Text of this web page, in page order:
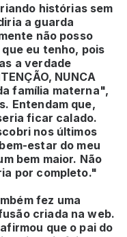
histórias sem
a guarda
não posso
eu tenho, pois
a verdade
NUNCA
família materna",
Entendam que,
ficar calado.
nos últimos
estar do meu
bem maior. Não
por completo."
fez uma
criada na web.
que o pai do